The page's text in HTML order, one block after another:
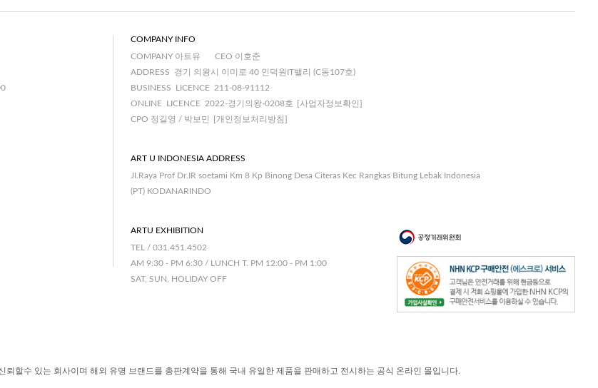
COMPANY INFO
COMPANY 아트유
CEO 이호준
ADDRESS 경기 의왕시 이미로 40 인덕원IT밸리 (C동107호)
BUSINESS LICENCE 211-08-91112
ONLINE LICENCE 2022-경기의왕-0208호
[사업자정보확인]
CPO 정길영 / 박보민
[개인정보처리방침]
ART U INDONESIA ADDRESS
JI.Raya Prof Dr.IR soetami Km 8 Kp Binong Desa Citeras Kec Rangkas Bitung Lebak Indonesia
(PT) KODANARINDO
ARTU EXHIBITION
TEL / 031.451.4502
AM 9:30 - PM 6:30 / LUNCH T. PM 12:00 - PM 1:00
SAT, SUN, HOLIDAY OFF
할수 있는 회사이며 해외 유명 브랜드를 총판계약을 통해 국내 유일한 제품을 판매하고 전시하는 공식 온라인 몰입니다.